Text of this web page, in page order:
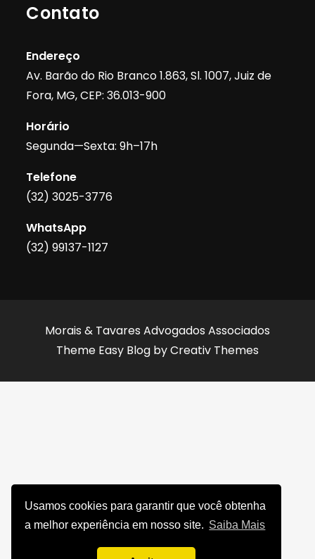
Usamos cookies para garantir que você obtenha
a melhor experiência em nosso site. Saiba Mais
Contato
Endereço
Av. Barão do Rio Branco 1.863, Sl. 1007, Juiz de
Fora, MG, CEP: 36.013-900
Horário
Segunda—Sexta: 9h–17h
Telefone
(32) 3025-3776
WhatsApp
(32) 99137-1127
Morais & Tavares Advogados Associados
Theme Easy Blog byCreativ Themes